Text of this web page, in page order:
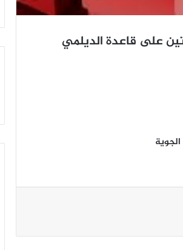
على قاعدة الديلمي